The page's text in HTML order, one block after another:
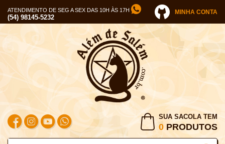
ATENDIMENTO DE SEG A SEX DAS 10H ÀS 17H
(54) 98145-5232
MINHA CONTA
SUA SACOLA TEM
0 PRODUTOS